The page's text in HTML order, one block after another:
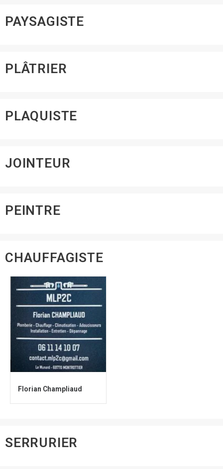
PAYSAGISTE
PLÂTRIER
PLAQUISTE
JOINTEUR
PEINTRE
CHAUFFAGISTE
Florian Champliaud
SERRURIER